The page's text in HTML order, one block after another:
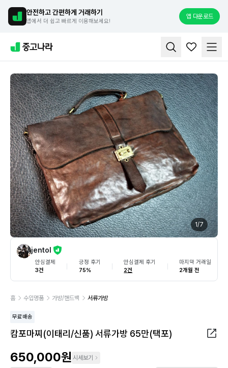
안전하고 간편하게 거래하기
앱에서 더 쉽고 빠르게 이용해보세요!
앱 다운로드
1/7
jentol
안심결제
3건
긍정 후기
75%
안심결제 후기
2건
마지막 거래일
2개월 전
홈 수입명품 가방/핸드백 서류가방
무료배송
캄포마찌(이태리/신품) 서류가방 65만(택포)
650,000원 시세보기